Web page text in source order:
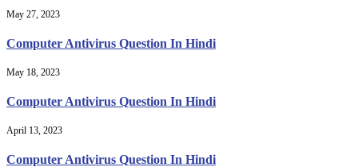
May 27, 2023
Computer Antivirus Question In Hindi
May 18, 2023
Computer Antivirus Question In Hindi
April 13, 2023
Computer Antivirus Question In Hindi